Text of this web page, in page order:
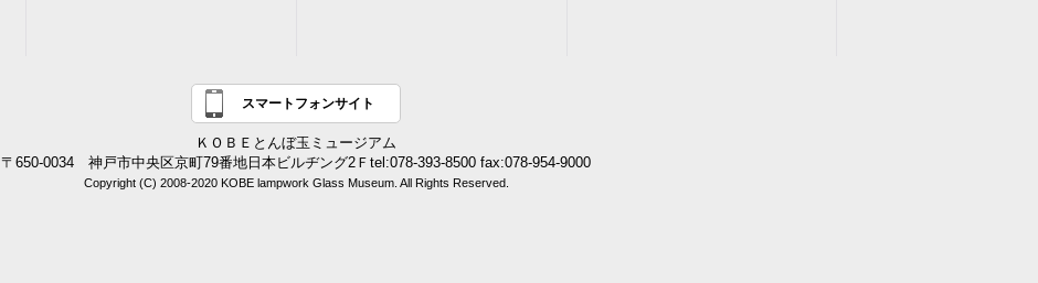
スマートフォンサイト
ＫＯＢＥとんぼ玉ミュージアム
〒650-0034 神戸市中央区京町79番地日本ビルヂング2Ｆtel:078-393-8500 fax:078-954-9000
Copyright (C) 2008-2020 KOBE lampwork Glass Museum. All Rights Reserved.